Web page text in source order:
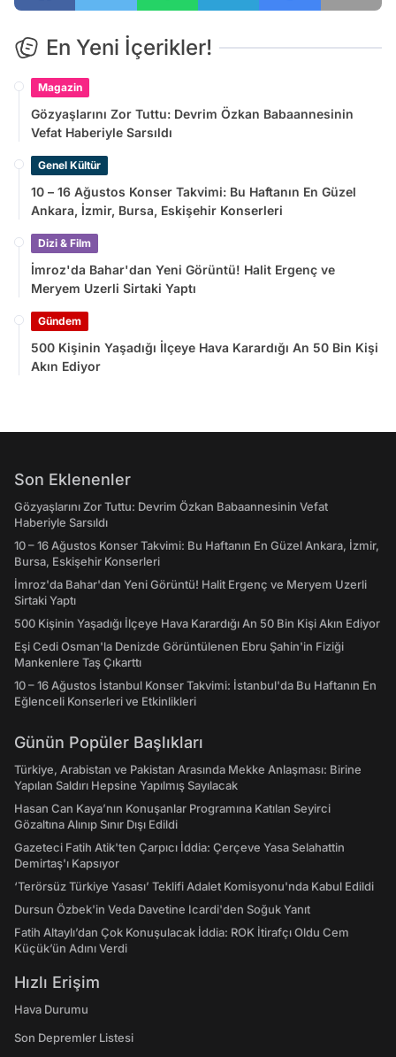
En Yeni İçerikler!
Magazin
Gözyaşlarını Zor Tuttu: Devrim Özkan Babaannesinin
Vefat Haberiyle Sarsıldı
Genel Kültür
10 – 16 Ağustos Konser Takvimi: Bu Haftanın En Güzel
Ankara, İzmir, Bursa, Eskişehir Konserleri
Dizi & Film
İmroz'da Bahar'dan Yeni Görüntü! Halit Ergenç ve
Meryem Uzerli Sirtaki Yaptı
Gündem
500 Kişinin Yaşadığı İlçeye Hava Karardığı An 50 Bin Kişi
Akın Ediyor
Son Eklenenler
Gözyaşlarını Zor Tuttu: Devrim Özkan Babaannesinin Vefat
Haberiyle Sarsıldı
10 – 16 Ağustos Konser Takvimi: Bu Haftanın En Güzel Ankara, İzmir,
Bursa, Eskişehir Konserleri
İmroz'da Bahar'dan Yeni Görüntü! Halit Ergenç ve Meryem Uzerli
Sirtaki Yaptı
500 Kişinin Yaşadığı İlçeye Hava Karardığı An 50 Bin Kişi Akın Ediyor
Eşi Cedi Osman'la Denizde Görüntülenen Ebru Şahin'in Fiziği
Mankenlere Taş Çıkarttı
10 – 16 Ağustos İstanbul Konser Takvimi: İstanbul'da Bu Haftanın En
Eğlenceli Konserleri ve Etkinlikleri
Günün Popüler Başlıkları
Türkiye, Arabistan ve Pakistan Arasında Mekke Anlaşması: Birine
Yapılan Saldırı Hepsine Yapılmış Sayılacak
Hasan Can Kaya’nın Konuşanlar Programına Katılan Seyirci
Gözaltına Alınıp Sınır Dışı Edildi
Gazeteci Fatih Atik'ten Çarpıcı İddia: Çerçeve Yasa Selahattin
Demirtaş'ı Kapsıyor
‘Terörsüz Türkiye Yasası’ Teklifi Adalet Komisyonu'nda Kabul Edildi
Dursun Özbek'in Veda Davetine Icardi'den Soğuk Yanıt
Fatih Altaylı’dan Çok Konuşulacak İddia: ROK İtirafçı Oldu Cem
Küçük’ün Adını Verdi
Hızlı Erişim
Hava Durumu
Son Depremler Listesi